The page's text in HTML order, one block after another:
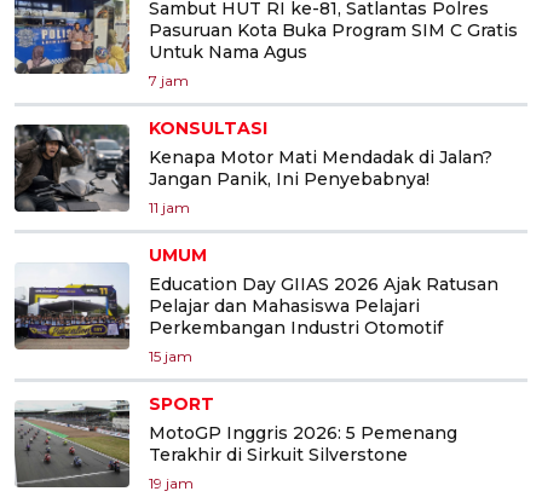
Sambut HUT RI ke-81, Satlantas Polres
Pasuruan Kota Buka Program SIM C Gratis
Untuk Nama Agus
7 jam
KONSULTASI
Kenapa Motor Mati Mendadak di Jalan?
Jangan Panik, Ini Penyebabnya!
11 jam
UMUM
Education Day GIIAS 2026 Ajak Ratusan
Pelajar dan Mahasiswa Pelajari
Perkembangan Industri Otomotif
15 jam
SPORT
MotoGP Inggris 2026: 5 Pemenang
Terakhir di Sirkuit Silverstone
19 jam